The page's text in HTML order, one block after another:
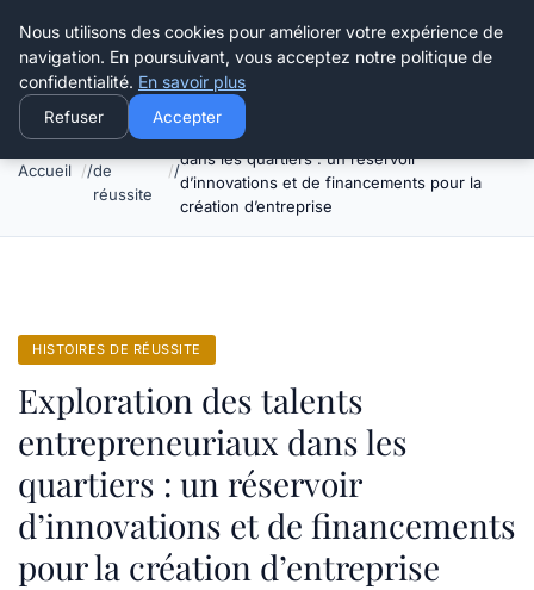
Henry Panky
Accueil
de
réussite
Exploration des talents entrepreneuriaux
dans les quartiers : un réservoir
d’innovations et de financements pour la
création d’entreprise
HISTOIRES DE RÉUSSITE
Exploration des talents
entrepreneuriaux dans les
quartiers : un réservoir
d’innovations et de financements
pour la création d’entreprise
Nous utilisons des cookies pour améliorer votre expérience de
navigation. En poursuivant, vous acceptez notre politique de
confidentialité. En savoir plus
Refuser Accepter